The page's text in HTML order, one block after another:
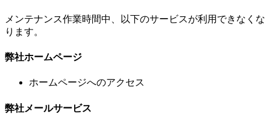
メンテナンス作業時間中、以下のサービスが利用できなくな
ります。
弊社ホームページ
ホームページへのアクセス
弊社メールサービス